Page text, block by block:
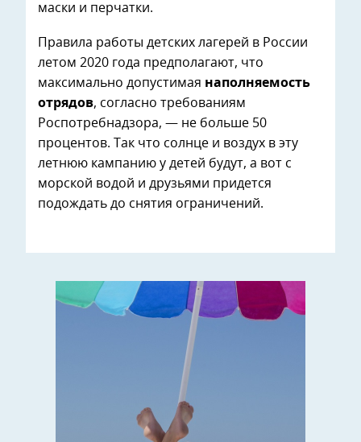
маски и перчатки.
Правила работы детских лагерей в России
летом 2020 года предполагают, что
максимально допустимая наполняемость
отрядов, согласно требованиям
Роспотребнадзора, — не больше 50
процентов. Так что солнце и воздух в эту
летнюю кампанию у детей будут, а вот с
морской водой и друзьями придется
подождать до снятия ограничений.